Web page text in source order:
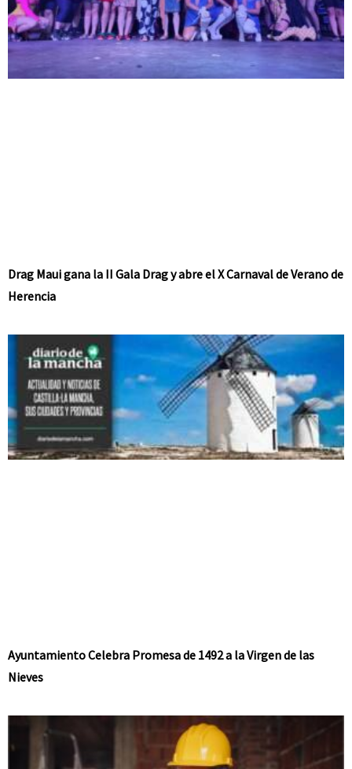
Drag Maui gana la II Gala Drag y abre el X Carnaval de Verano de
Herencia
Ayuntamiento Celebra Promesa de 1492 a la Virgen de las
Nieves